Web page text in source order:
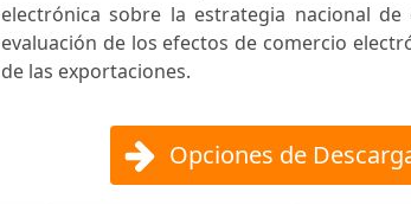
electrónica sobre la estrategia nacional
evaluación de los efectos de comercio
de las exportaciones.
Opciones de